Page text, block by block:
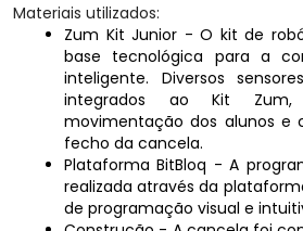
Materiais utilizados:
Zum Kit Junior - O kit de
base tecnológica para a
inteligente. Diversos
integrados ao Kit
movimentação dos alunos e
fecho da cancela.
Plataforma BitBloq - A
realizada através da
de programação visual e